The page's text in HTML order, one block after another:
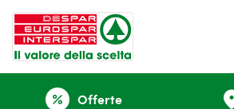
percent Offerte